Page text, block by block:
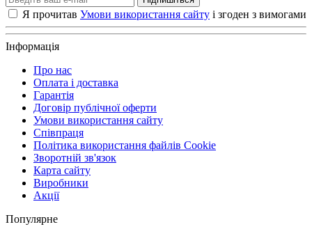
Я прочитав Умови використання сайту і згоден з вимогами
Інформація
Про нас
Оплата і доставка
Гарантія
Договір публічної оферти
Умови використання сайту
Співпраця
Політика використання файлів Cookie
Зворотній зв'язок
Карта сайту
Виробники
Акції
Популярне